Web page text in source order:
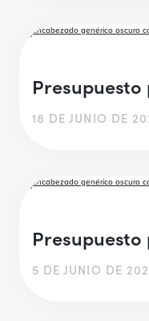
18 DE JUNIO DE
5 DE JUNIO DE